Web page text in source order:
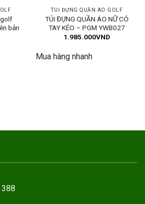
bản
TÚI ĐỰNG QUẦN ÁO GOLF
TÚI ĐỰNG QUẦN ÁO NỮ CÓ
TAY KÉO – PGM YWB027
1.985.000VND
Mua hàng nhanh